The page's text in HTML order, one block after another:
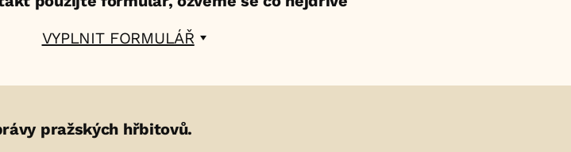
VYPLNIT FORMULÁŘ
pražských hřbitovů.